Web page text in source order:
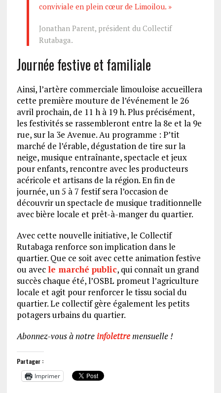
conviviale en plein cœur de Limoilou. »
Jonathan Parent, président du Collectif
Rutabaga.
Journée festive et familiale
Ainsi, l’artère commerciale limouloise accueillera
cette première mouture de l’événement le 26
avril prochain, de 11 h à 19 h. Plus précisément,
les festivités se rassembleront entre la 8e et la 9e
rue, sur la 3e Avenue. Au programme : P’tit
marché de l’érable, dégustation de tire sur la
neige, musique entraînante, spectacle et jeux
pour enfants, rencontre avec les producteurs
acéricole et artisans de la région. En fin de
journée, un 5 à 7 festif sera l’occasion de
découvrir un spectacle de musique traditionnelle
avec bière locale et prêt-à-manger du quartier.
Avec cette nouvelle initiative, le Collectif
Rutabaga renforce son implication dans le
quartier. Que ce soit avec cette animation festive
ou avecle marché public, qui connaît un grand
succès chaque été, l’OSBL promeut l’agriculture
locale et agit pour renforcer le tissu social du
quartier. Le collectif gère également les petits
potagers urbains du quartier.
Abonnez-vous à notre infolettremensuelle !
Partager :
Imprimer